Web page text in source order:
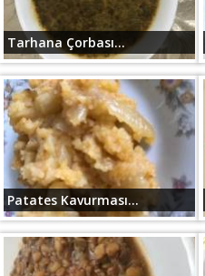
Tarhana Çorbası...
Patates Kavurması...